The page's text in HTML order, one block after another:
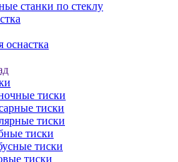
станки по стеклу
оснастка
тиски
тиски
тиски
тиски
тиски
тиски